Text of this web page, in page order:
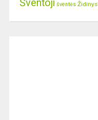
Šventoji šventės Židinys